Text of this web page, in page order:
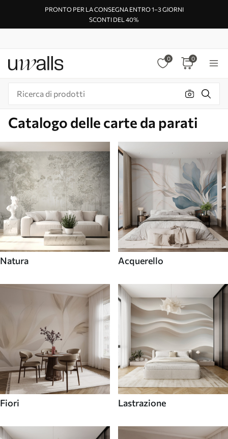
PRONTO PER LA CONSEGNA ENTRO 1–3 GIORNI
SCONTI DEL 40%
0 0
Catalogo delle carte da parati
Natura Acquerello
Fiori Lastrazione